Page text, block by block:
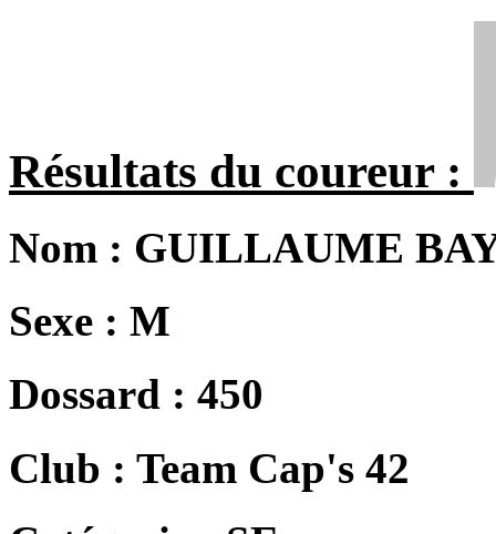
Résultats du coureur :
Nom : GUILLAUME
Sexe : M
Dossard : 450
Club : Team Cap's 42